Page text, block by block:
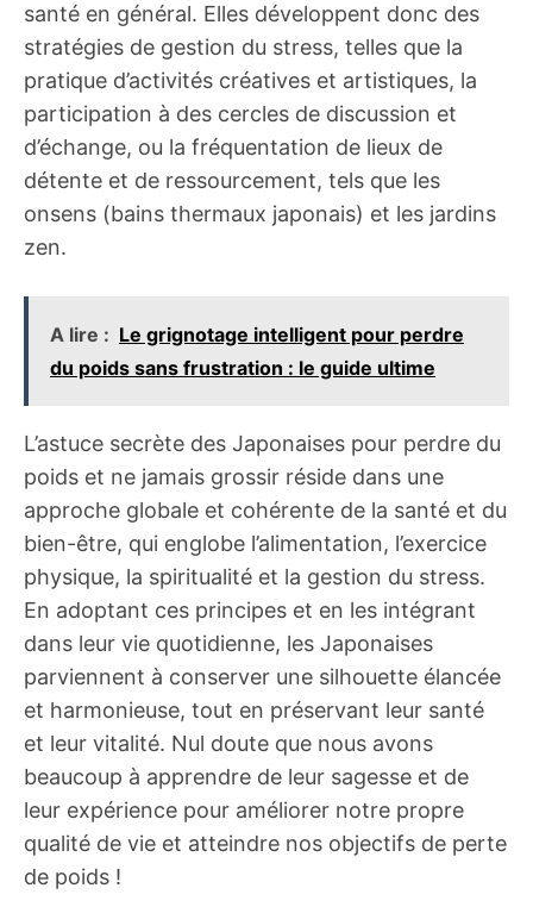
santé en général. Elles développent donc des
stratégies de gestion du stress, telles que la
pratique d’activités créatives et artistiques, la
participation à des cercles de discussion et
d’échange, ou la fréquentation de lieux de
détente et de ressourcement, tels que les
onsens (bains thermaux japonais) et les jardins
zen.
A lire : Le grignotage intelligent pour perdre
du poids sans frustration : le guide ultime
L’astuce secrète des Japonaises pour perdre du
poids et ne jamais grossir réside dans une
approche globale et cohérente de la santé et du
bien-être, qui englobe l’alimentation, l’exercice
physique, la spiritualité et la gestion du stress.
En adoptant ces principes et en les intégrant
dans leur vie quotidienne, les Japonaises
parviennent à conserver une silhouette élancée
et harmonieuse, tout en préservant leur santé
et leur vitalité. Nul doute que nous avons
beaucoup à apprendre de leur sagesse et de
leur expérience pour améliorer notre propre
qualité de vie et atteindre nos objectifs de perte
de poids !